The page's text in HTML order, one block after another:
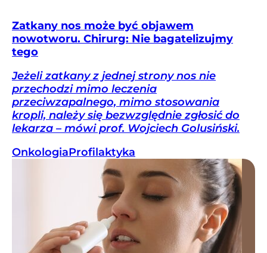
Zatkany nos może być objawem
nowotworu. Chirurg: Nie bagatelizujmy
tego
Jeżeli zatkany z jednej strony nos nie
przechodzi mimo leczenia
przeciwzapalnego, mimo stosowania
kropli, należy się bezwzględnie zgłosić do
lekarza – mówi prof. Wojciech Golusiński.
OnkologiaProfilaktyka